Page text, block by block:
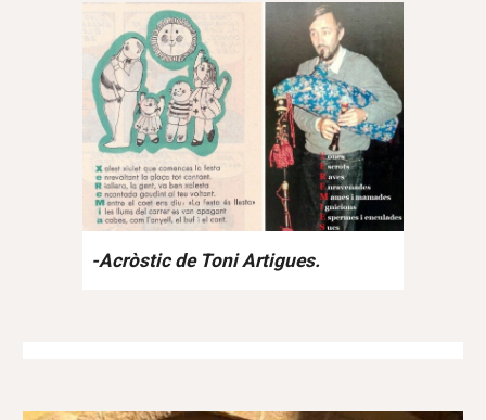
-Acròstic de Toni Artigues.